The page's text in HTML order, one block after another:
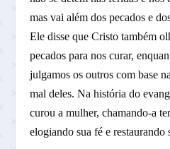
mas vai além dos pecados e
Ele disse que Cristo também
pecados para nos curar,
julgamos os outros com base
mal deles. Na história do
curou a mulher, chamando-a
elogiando sua fé e restaurando